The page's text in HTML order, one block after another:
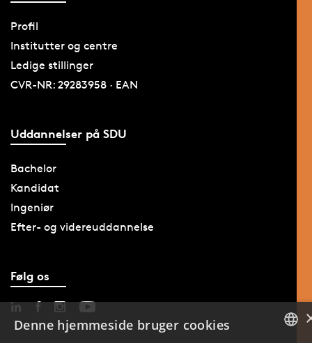
Profil
Institutter og centre
Ledige stillinger
CVR-NR: 29283958 · EAN
Uddannelser på SDU
Bachelor
Kandidat
Ingeniør
Efter- og videreuddannelse
Følg os
Denne hjemmeside bruger cookies